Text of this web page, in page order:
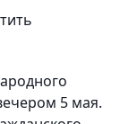
5 мая.